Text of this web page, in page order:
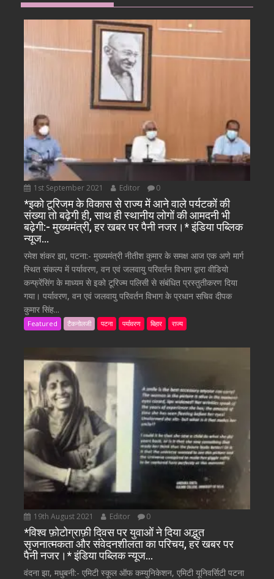
1st September 2021 Editor 0
*इको टूरिजम के विकास से राज्य में आने वाले पर्यटकों की
संख्या तो बढ़ेगी ही, साथ ही स्थानीय लोगों की आमदनी भी
बढ़ेगी:- मुख्यमंत्री, हर खबर पर पैनी नजर।* इंडिया पब्लिक
न्यूज…
रमेश शंकर झा, पटना:- मुख्यमंत्री नीतीश कुमार के समक्ष आज एक अणे मार्ग
स्थित संकल्प में पर्यावरण, वन एवं जलवायु परिवर्तन विभाग द्वारा वीडियो
कन्फ्रेंसिंग के माध्यम से इको टूरिज्म पलिसी से संबंधित प्रस्तुतीकरण दिया
गया। पर्यावरण, वन एवं जलवायु परिवर्तन विभाग के प्रधान सचिव दीपक
कुमार सिंह...
Featured टैकनोलजी पटना पर्यावरण बिहार राज्य
19th August 2021 Editor 0
*विश्व फ़ोटोग्राफ़ी दिवस पर युवाओं ने दिया अद्भुत
सृजनात्मकता और संवेदनशीलता का परिचय, हर खबर पर
पैनी नजर।* इंडिया पब्लिक न्यूज…
वंदना झा, मधुबनी:- एमिटी स्कूल ऑफ कम्युनिकेशन, एमिटी यूनिवर्सिटी पटना